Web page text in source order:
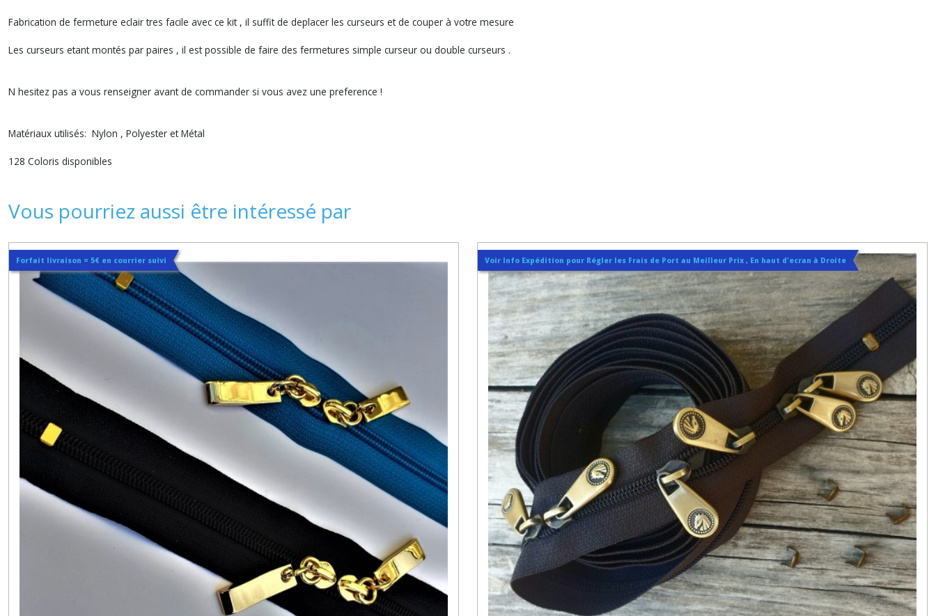
Fabrication de fermeture eclair tres facile avec ce kit , il suffit de deplacer les curseurs et de couper à votre mesure
Les curseurs etant montés par paires , il est possible de faire des fermetures simple curseur ou double curseurs .
N hesitez pas a vous renseigner avant de commander si vous avez une preference !
Matériaux utilisés: Nylon , Polyester et Métal
128 Coloris disponibles
Vous pourriez aussi être intéressé par
Forfait livraison = 5€ en courrier suivi Voir Info Expédition pour Régler les Frais de Port au Meilleur Prix , En haut d'ecran à Droite